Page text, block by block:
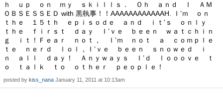
ｈ ｕｐ ｏｎ ｍｙ ｓｋｉｌｌｓ． Ｏｈ ａｎｄ Ｉ ＡＭ
ＯＢＳＥＳＳＥＤ with 黒執事！！AAAAAAAAAAAAH. Ｉ’ｍ ｏｎ
ｔｈｅ １５ｔｈ ｅｐｉｓｏｄｅ ａｎｄ ｉｔ’ｓ ｏｎｌｙ
ｔｈｅ ｆｉｒｓｔ ｄａｙ Ｉ’ｖｅ ｂｅｅｎ ｗａｔｃｈｉｎ
ｇ ｉｔ！Ｆｅａｒ ｎｏｔ， Ｉ’ｍ ｎｏｔ ａ ｃｏｍｐｌｅ
ｔｅ ｎｅｒｄ ｌｏｌ，Ｉ’ｖｅ ｂｅｅｎ ｓｎｏｗｅｄ ｉ
ｎ ａｌｌ ｄａｙ！ Ａｎｙｗａｙｓ Ｉ’ｄ ｌｏｏｏｖｅ ｔ
ｏ ｔａｌｋ ｔｏ ｏｔｈｅｒ ｐｅｏｐｌｅ！
posted by kiss_nana January 11, 2011 at 10:13am